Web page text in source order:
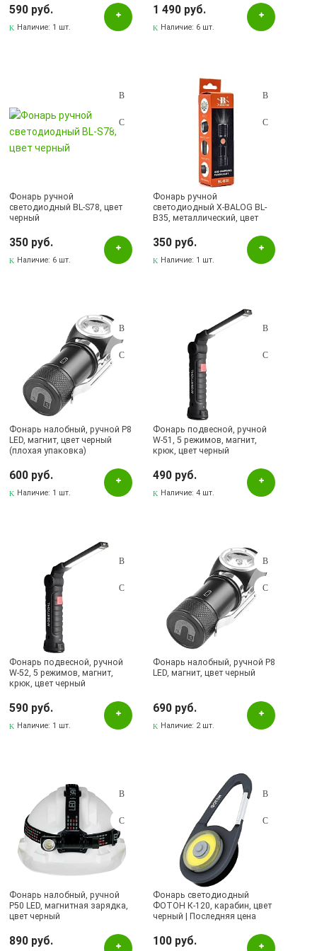
Проверка.Брак.Диагностика
590 руб.
Наличие: 1 шт.
1 490 руб.
Наличие: 6 шт.
Фонарь ручной
светодиодный BL-S78, цвет
черный
350 руб.
Наличие: 6 шт.
Фонарь ручной
светодиодный X-BALOG BL-
B35, металлический, цвет
350 руб.
Наличие: 1 шт.
Фонарь налобный, ручной P8
LED, магнит, цвет черный
(плохая упаковка)
600 руб.
Наличие: 1 шт.
Фонарь подвесной, ручной
W-51, 5 режимов, магнит,
крюк, цвет черный
490 руб.
Наличие:4 шт.
Фонарь подвесной, ручной
W-52, 5 режимов, магнит,
крюк, цвет черный
590 руб.
Наличие: 1 шт.
Фонарь налобный, ручной P8
LED, магнит, цвет черный
690 руб.
Наличие: 2 шт.
Фонарь налобный, ручной
P50 LED, магнитная зарядка,
цвет черный
890 руб.
Фонарь светодиодный
ФОТОН К-120, карабин, цвет
черный | Последняя цена
100 руб.